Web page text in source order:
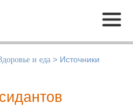
Меню
и еда > Источники